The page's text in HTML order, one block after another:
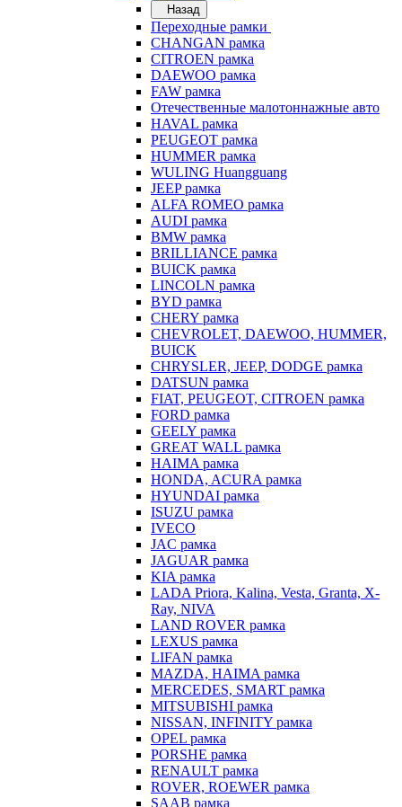
Назад
Переходные рамки
CHANGAN рамка
CITROEN рамка
DAEWOO рамка
FAW рамка
Отечественные малотоннажные авто
HAVAL рамка
PEUGEOT рамка
HUMMER рамка
WULING Huangguang
JEEP рамка
ALFA ROMEO рамка
AUDI рамка
BMW рамка
BRILLIANCE рамка
BUICK рамка
LINCOLN рамка
BYD рамка
CHERY рамка
CHEVROLET, DAEWOO, HUMMER,
BUICK
CHRYSLER, JEEP, DODGE рамка
DATSUN рамка
FIAT, PEUGEOT, CITROEN рамка
FORD рамка
GEELY рамка
GREAT WALL рамка
HAIMA рамка
HONDA, ACURA рамка
HYUNDAI рамка
ISUZU рамка
IVECO
JAC рамка
JAGUAR рамка
KIA рамка
LADA Priora, Kalina, Vesta, Granta, X-
Ray, NIVA
LAND ROVER рамка
LEXUS рамка
LIFAN рамка
MAZDA, HAIMA рамка
MERCEDES, SMART рамка
MITSUBISHI рамка
NISSAN, INFINITY рамка
OPEL рамка
PORSHE рамка
RENAULT рамка
ROVER, ROEWER рамка
SAAB рамка